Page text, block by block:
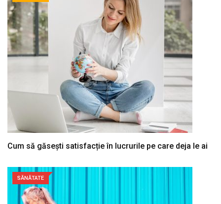
Cum să găsești satisfacție în lucrurile pe care deja le ai
SĂNĂTATE